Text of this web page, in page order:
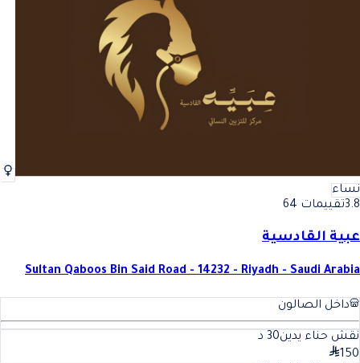
نساء
3.8تقييمات 64
عبية القادسية
Sultan Qaboos Bin Said Road - 14232 - Riyadh - Saudi Arabia
داخل الصالون
نقش حناء يدين30 د
150